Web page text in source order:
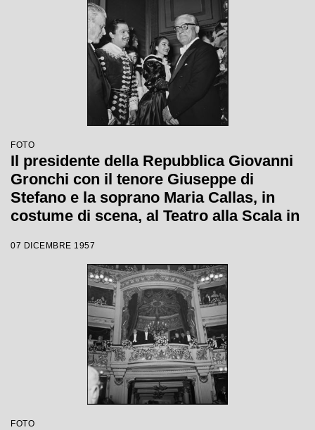
FOTO
Il presidente della Repubblica Giovanni
Gronchi con il tenore Giuseppe di
Stefano e la soprano Maria Callas, in
costume di scena, al Teatro alla Scala in
stagione lirica 1957-1958 con l'opera
"Un ballo in maschera", di Giuseppe
Verdi, diretta da Gianandrea Gavazzeni
con la regia di Margherita Wallmann
07 DICEMBRE 1957
FOTO